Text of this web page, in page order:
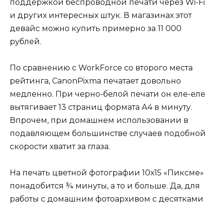
поддержкой беспроводной печати через Wi-Fi
и других интересных штук. В магазинах этот
девайс можно купить примерно за 11 000
рублей.
По сравнению с WorkForce со второго места
рейтинга, CanonPixma печатает довольно
медленно. При черно-белой печати он еле-еле
вытягивает 13 страниц формата А4 в минуту.
Впрочем, при домашнем использовании в
подавляющем большинстве случаев подобной
скорости хватит за глаза.
На печать цветной фотографии 10х15 «Пиксме»
понадобится ¾ минуты, а то и больше. Да, для
работы с домашним фотоархивом с десятками